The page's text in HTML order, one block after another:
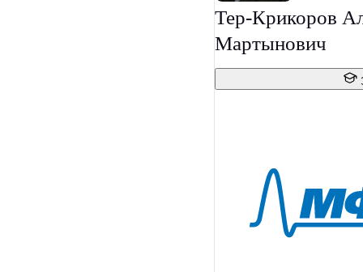
Тер-Крикоров
Мартынович